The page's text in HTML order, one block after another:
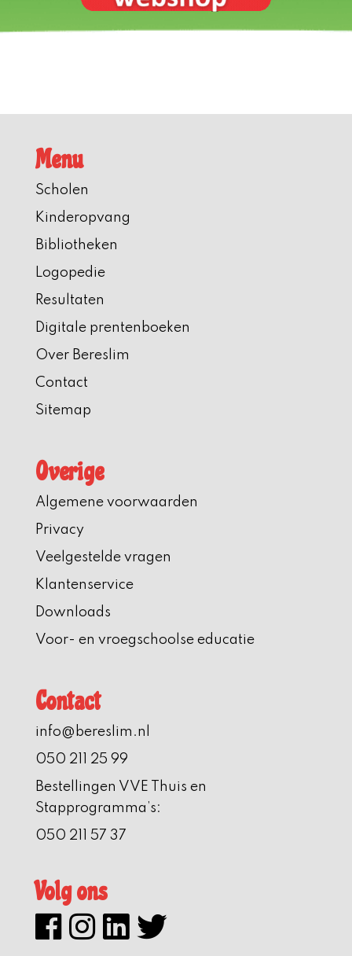
Menu
Scholen
Kinderopvang
Bibliotheken
Logopedie
Resultaten
Digitale prentenboeken
Over Bereslim
Contact
Sitemap
Overige
Algemene voorwaarden
Privacy
Veelgestelde vragen
Klantenservice
Downloads
Voor- en vroegschoolse educatie
Contact
info@bereslim.nl
050 211 25 99
Bestellingen VVE Thuis en
Stapprogramma’s:
050 211 57 37
Volg ons